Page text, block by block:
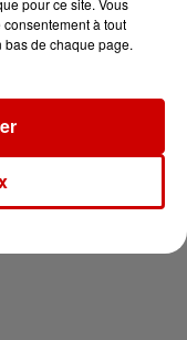
à tout
bas de chaque page.